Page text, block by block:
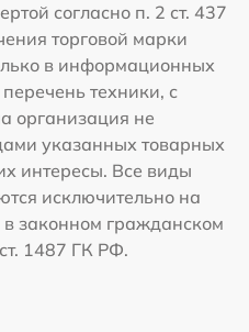
согласно п. 2 ст. 437
торговой марки
в информационных
техники, с
организация не
указанных товарных
интересы. Все виды
исключительно на
законном гражданском
ст. 1487 ГК РФ.